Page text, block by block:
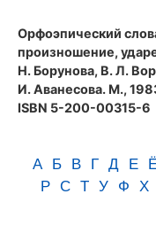
Орфоэпический
произношение,
Н. Борунова, В. Л.
И. Аванесова. М.,
ISBN 5-200-00315-6
А Б В Г Д Е
Р С Т У Ф Х